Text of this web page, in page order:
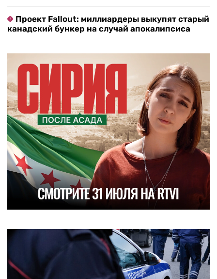
Проект Fallout: миллиардеры выкупят старый
канадский бункер на случай апокалипсиса